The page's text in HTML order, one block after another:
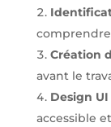
Création
avant le
Design UI
accessible